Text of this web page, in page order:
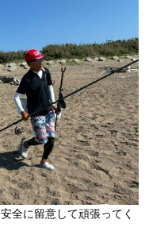
全に留意して頑張ってく